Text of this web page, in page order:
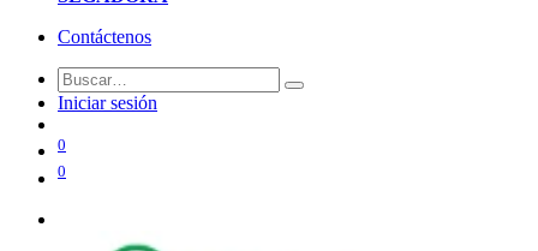
Contáctenos
Iniciar sesión
0
0